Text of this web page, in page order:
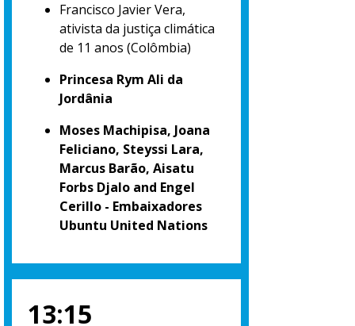
Francisco Javier Vera,
ativista da justiça climática
de 11 anos (Colômbia)
Princesa Rym Ali da
Jordânia
Moses Machipisa, Joana
Feliciano, Steyssi Lara,
Marcus Barão, Aisatu
Forbs Djalo and Engel
Cerillo - Embaixadores
Ubuntu United Nations
13:15